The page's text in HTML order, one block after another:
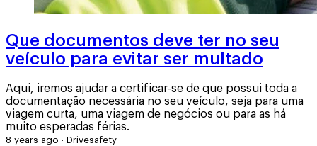
Que documentos deve ter no seu
veículo para evitar ser multado
Aqui, iremos ajudar a certificar-se de que possui toda a
documentação necessária no seu veículo, seja para uma
viagem curta, uma viagem de negócios ou para as há
muito esperadas férias.
8 years ago · Drivesafety